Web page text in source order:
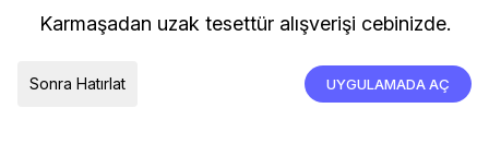
Kargo ve Teslimat
kullanıyoruz.
Karmaşadan uzak tesettür alışverişi cebinizde.
Sonra Hatırlat UYGULAMADA AÇ